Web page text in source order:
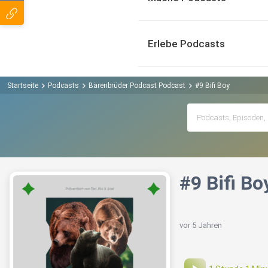
Erlebe Podcasts
Startseite Podcasts Bärenbrüder Podcast Podcast #9 Bifi Boy
#9 Bifi
vor 5 Jahren